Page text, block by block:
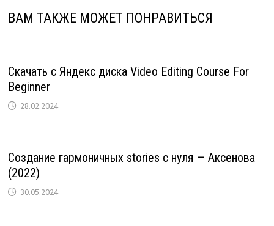
ВАМ ТАКЖЕ МОЖЕТ ПОНРАВИТЬСЯ
Скачать с Яндекс диска Video Editing Course For
Beginner
28.02.2024
Создание гармоничных stories с нуля — Аксенова
(2022)
30.05.2024